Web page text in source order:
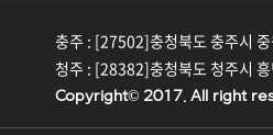
충주 : [27502]충청북도 충주시
청주 : [28382]충청북도 청주시
Copyright© 2017. All right